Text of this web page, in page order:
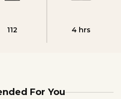
112 4 hrs
For You